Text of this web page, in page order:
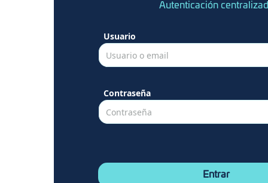
Autenticación
Usuario o email
Usuario
Contraseña
Contraseña
Entrar